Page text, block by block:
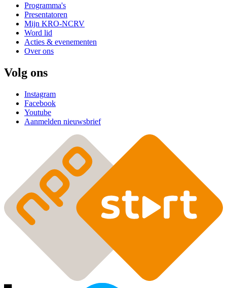
Programma's
Presentatoren
Mijn KRO-NCRV
Word lid
Acties & evenementen
Over ons
Volg ons
Instagram
Facebook
Youtube
Aanmelden nieuwsbrief